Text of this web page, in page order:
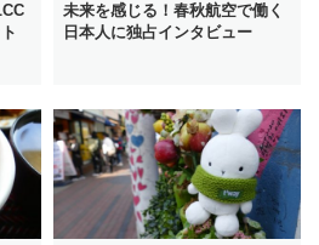
未来を感じる！春秋航空で働く
日本人に独占インタビュー